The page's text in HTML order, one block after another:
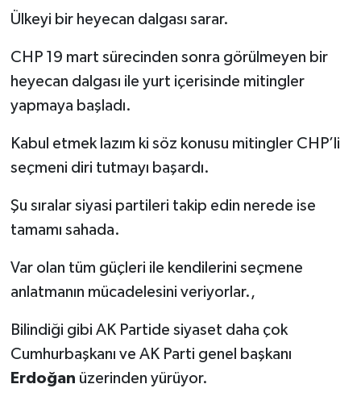
Ülkeyi bir heyecan dalgası sarar.
CHP 19 mart sürecinden sonra görülmeyen bir
heyecan dalgası ile yurt içerisinde mitingler
yapmaya başladı.
Kabul etmek lazım ki söz konusu mitingler CHP’li
seçmeni diri tutmayı başardı.
Şu sıralar siyasi partileri takip edin nerede ise
tamamı sahada.
Var olan tüm güçleri ile kendilerini seçmene
anlatmanın mücadelesini veriyorlar.,
Bilindiği gibi AK Partide siyaset daha çok
Cumhurbaşkanı ve AK Parti genel başkanı
Erdoğan üzerinden yürüyor.